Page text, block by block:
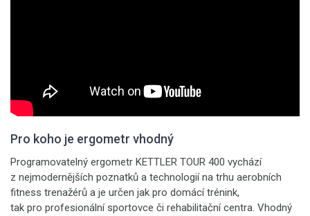
Pro koho je ergometr vhodný
Programovatelný ergometr KETTLER TOUR 400 vychází
z nejmodernějších poznatků a technologií na trhu aerobních
fitness trenažérů a je určen jak pro domácí trénink,
tak pro profesionální sportovce či rehabilitační centra. Vhodný